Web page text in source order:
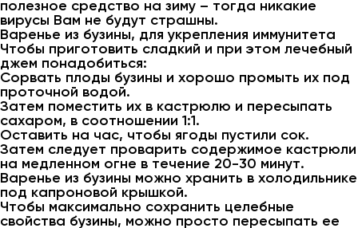
полезное средство на зиму – тогда никакие
вирусы Вам не будут страшны.
Варенье из бузины, для укрепления иммунитета
Чтобы приготовить сладкий и при этом лечебный
джем понадобиться:
Сорвать плоды бузины и хорошо промыть их под
проточной водой.
Затем поместить их в кастрюлю и пересыпать
сахаром, в соотношении 1:1.
Оставить на час, чтобы ягоды пустили сок.
Затем следует проварить содержимое кастрюли
на медленном огне в течение 20-30 минут.
Варенье из бузины можно хранить в холодильнике
под капроновой крышкой.
Чтобы максимально сохранить целебные
свойства бузины, можно просто пересыпать ее